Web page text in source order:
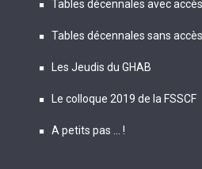
Tables décennales avec
Tables décennales sans
Les Jeudis du GHAB
Le colloque 2019 de la FSSCF
A petits pas … !